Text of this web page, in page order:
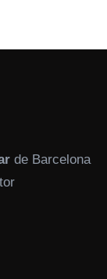
de Barcelona